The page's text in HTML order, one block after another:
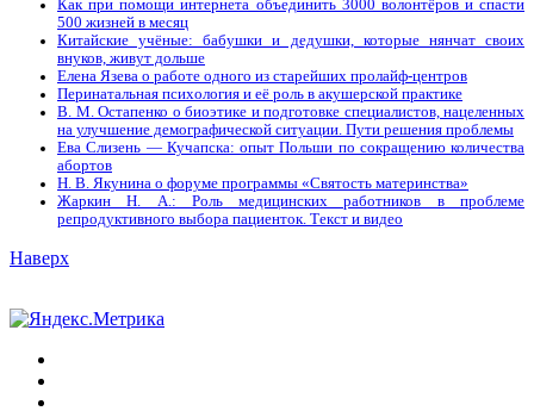
Как при помощи интернета объединить 3000 волонтёров и спасти
500 жизней в месяц
Китайские учёные: бабушки и дедушки, которые нянчат своих
внуков, живут дольше
Елена Язева о работе одного из старейших пролайф-центров
Перинатальная психология и её роль в акушерской практике
В. М. Остапенко о биоэтике и подготовке специалистов, нацеленных
на улучшение демографической ситуации. Пути решения проблемы
Ева Слизень — Кучапска: опыт Польши по сокращению количества
абортов
Н. В. Якунина о форуме программы «Святость материнства»
Жаркин Н. А.: Роль медицинских работников в проблеме
репродуктивного выбора пациенток. Tекст и видео
Наверх